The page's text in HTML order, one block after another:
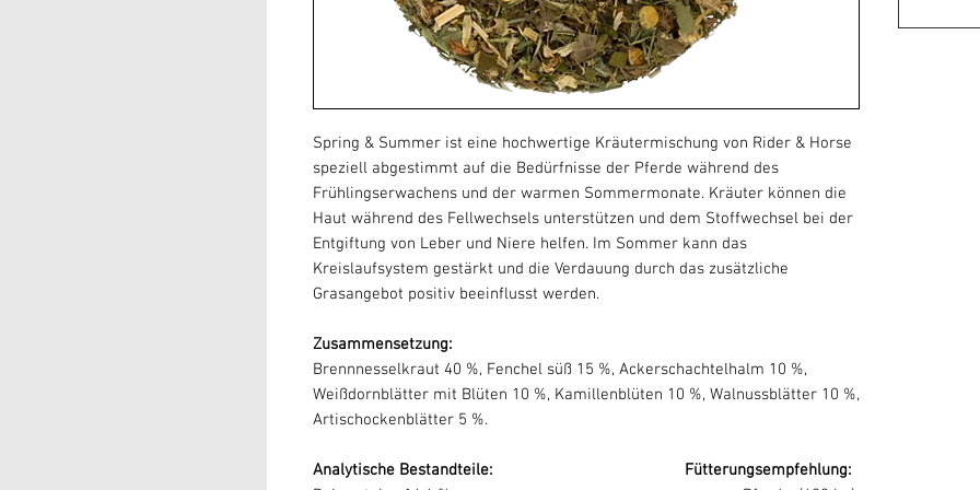
Spring & Summer ist eine hochwertige Kräutermischung von Rider & Horse
speziell abgestimmt auf die Bedürfnisse der Pferde während des
Frühlingserwachens und der warmen Sommermonate. Kräuter können die
Haut während des Fellwechsels unterstützen und dem Stoffwechsel bei der
Entgiftung von Leber und Niere helfen. Im Sommer kann das
Kreislaufsystem gestärkt und die Verdauung durch das zusätzliche
Grasangebot positiv beeinflusst werden.
Zusammensetzung:
Brennnesselkraut 40 %, Fenchel süß 15 %, Ackerschachtelhalm 10 %,
Weißdornblätter mit Blüten 10 %, Kamillenblüten 10 %, Walnussblätter 10 %,
Artischockenblätter 5 %.
Analytische Bestandteile: Fütterungsempfehlung: